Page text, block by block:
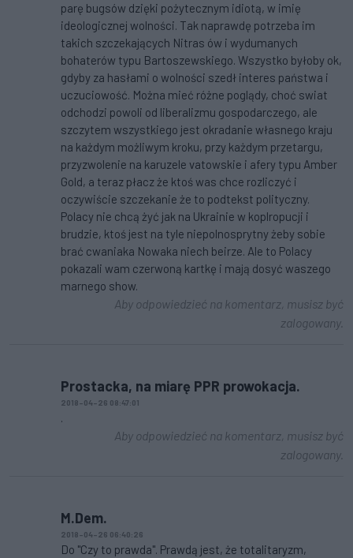
parę bugsów dzięki pożytecznym idiotą, w imię
ideologicznej wolności. Tak naprawdę potrzeba im
takich szczekających Nitras ów i wydumanych
bohaterów typu Bartoszewskiego. Wszystko byłoby ok,
gdyby za hasłami o wolności szedł interes państwa i
uczuciowość. Można mieć różne poglądy, choć swiat
odchodzi powoli od liberalizmu gospodarczego, ale
szczytem wszystkiego jest okradanie własnego kraju
na każdym możliwym kroku, przy każdym przetargu,
przyzwolenie na karuzele vatowskie i afery typu Amber
Gold, a teraz płacz że ktoś was chce rozliczyć i
oczywiście szczekanie że to podtekst polityczny.
Polacy nie chcą żyć jak na Ukrainie w koplropucji i
brudzie, ktoś jest na tyle niepolnosprytny żeby sobie
brać cwaniaka Nowaka niech beirze. Ale to Polacy
pokazali wam czerwoną kartkę i mają dosyć waszego
marnego show.
Aby odpowiedzieć na komentarz, musisz być
zalogowany.
Prostacka, na miarę PPR prowokacja.
2018-04-26 08:47:01
.
Aby odpowiedzieć na komentarz, musisz być
zalogowany.
M.Dem.
2018-04-26 06:40:26
Do "Czy to prawda". Prawdą jest, że totalitaryzm,